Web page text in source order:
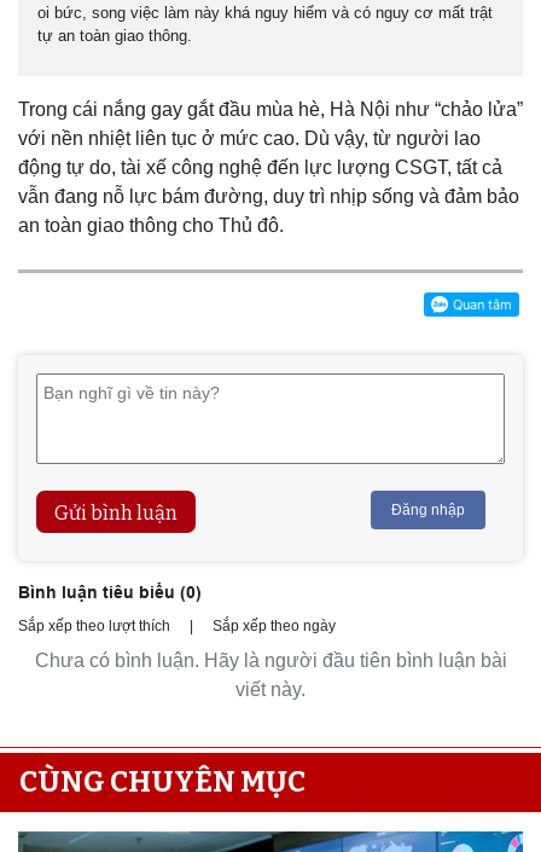
oi bức, song việc làm này khá nguy hiểm và có nguy cơ mất trật
tự an toàn giao thông.
Trong cái nắng gay gắt đầu mùa hè, Hà Nội như “chảo lửa”
với nền nhiệt liên tục ở mức cao. Dù vậy, từ người lao
động tự do, tài xế công nghệ đến lực lượng CSGT, tất cả
vẫn đang nỗ lực bám đường, duy trì nhịp sống và đảm bảo
an toàn giao thông cho Thủ đô.
Gửi bình luận Đăng nhập
Bình luận tiêu biểu (0)
Sắp xếp theo lượt thích | Sắp xếp theo ngày
Chưa có bình luận. Hãy là người đầu tiên bình luận bài
viết này.
CÙNG CHUYÊN MỤC